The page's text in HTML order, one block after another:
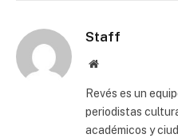
Staff
Website
Revés es un
periodistas
académicos y